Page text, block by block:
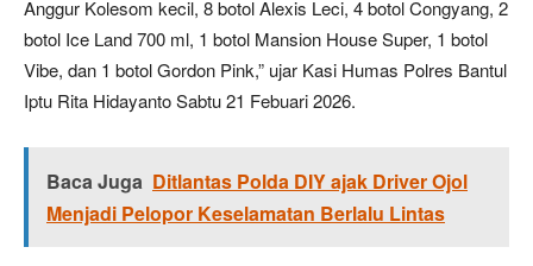
Anggur Kolesom kecil, 8 botol Alexis Leci, 4 botol Congyang, 2
botol Ice Land 700 ml, 1 botol Mansion House Super, 1 botol
Vibe, dan 1 botol Gordon Pink,” ujar Kasi Humas Polres Bantul
Iptu Rita Hidayanto Sabtu 21 Febuari 2026.
Baca Juga Ditlantas Polda DIY ajak Driver Ojol
Menjadi Pelopor Keselamatan Berlalu Lintas